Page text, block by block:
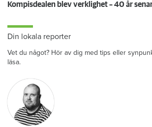
Din lokala reporter
Vet du något? Hör av dig med tips eller
läsa.